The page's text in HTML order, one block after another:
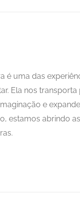
é uma das
Ela nos
e
estamos abrindo